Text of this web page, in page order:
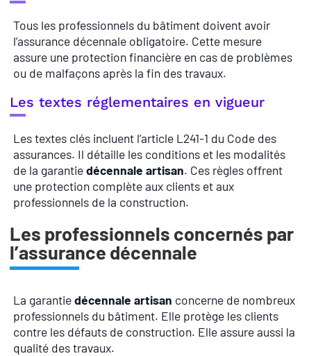
Tous les professionnels du bâtiment doivent avoir
l’assurance décennale obligatoire. Cette mesure
assure une protection financière en cas de problèmes
ou de malfaçons après la fin des travaux.
Les textes réglementaires en vigueur
Les textes clés incluent l’article L241-1 du Code des
assurances. Il détaille les conditions et les modalités
de la garantiedécennale artisan. Ces règles offrent
une protection complète aux clients et aux
professionnels de la construction.
Les professionnels concernés par
l’assurance décennale
La garantiedécennale artisan concerne de nombreux
professionnels du bâtiment. Elle protège les clients
contre les défauts de construction. Elle assure aussi la
qualité des travaux.